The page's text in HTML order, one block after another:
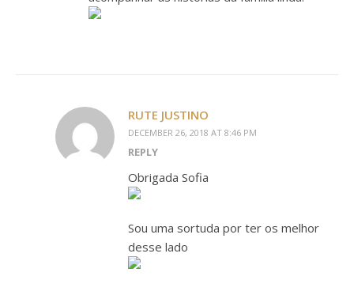
RUTE JUSTINO
DECEMBER 26, 2018 AT 8:46 PM
REPLY
Obrigada Sofia
Sou uma sortuda por ter os melhor
desse lado